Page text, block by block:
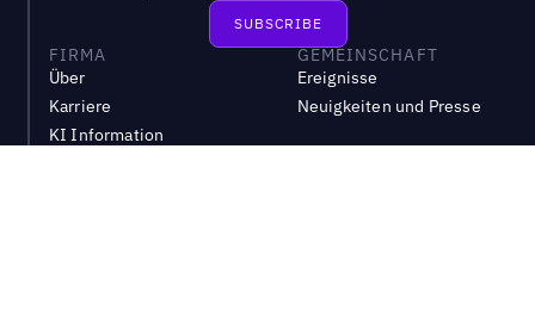
FIRMA
Über
Karriere
KI Information
GEMEINSCHAFT
Ereignisse
Neuigkeiten und Presse